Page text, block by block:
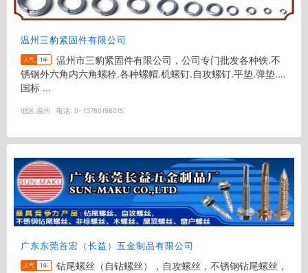
温州三豹紧固件有限公司
人气 1年
锈钢外六角内六角螺栓.各种螺帽.机螺钉.自攻螺钉.平垫.弹垫.等
国标 ...
地区:温州 电话: 0- 13780198015
广东东莞首宏（长益）五金制品有限公司
人气 1年